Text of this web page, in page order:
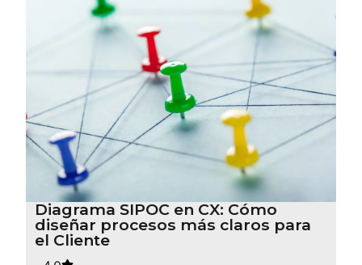
Diagrama SIPOC en CX: Cómo
diseñar procesos más claros para
el Cliente